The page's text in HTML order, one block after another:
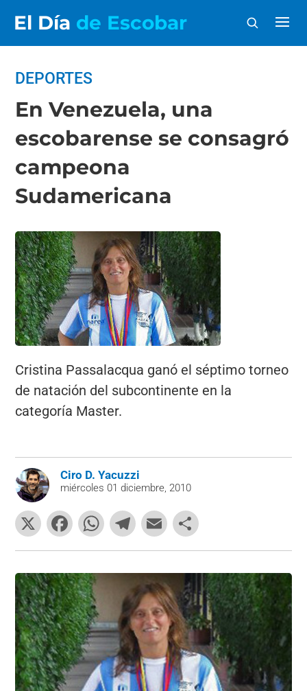
El Día de Escobar
DEPORTES
En Venezuela, una
escobarense se consagró
campeona
Sudamericana
Cristina Passalacqua ganó el séptimo torneo
de natación del subcontinente en la
categoría Master.
Ciro D. Yacuzzi
miércoles 01 diciembre, 2010
X
F
a
c
e
b
o
o
k
W
h
at
s
A
p
p
T
el
e
gr
a
m
E
m
ai
l
o
m
p
ar
tir